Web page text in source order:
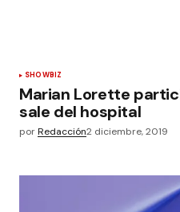
SHOWBIZ
Marian Lorette
sale del hospital
porRedacción2 diciembre, 2019